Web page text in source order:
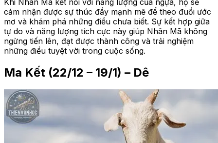
cảm nhận được sự thúc đẩy mạnh mẽ để theo đuổi ước
mơ và khám phá những điều chưa biết. Sự kết hợp giữa
tự do và năng lượng tích cực này giúp Nhân Mã không
ngừng tiến lên, đạt được thành công và trải nghiệm
những điều tuyệt vời trong cuộc sống.
Ma Kết (22/12 – 19/1) – Dê